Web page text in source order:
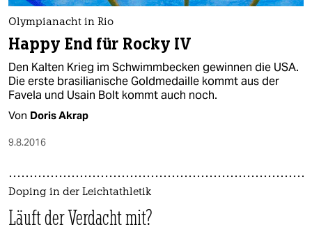
Olympianacht in Rio
Happy End für Rocky IV
Den Kalten Krieg im Schwimmbecken gewinnen die USA.
Die erste brasilianische Goldmedaille kommt aus der
Favela und Usain Bolt kommt auch noch.
Von Doris Akrap
9.8.2016
Doping in der Leichtathletik
Läuft der Verdacht mit?